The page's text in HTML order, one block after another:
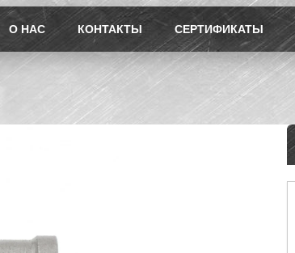
О НАС КОНТАКТЫ СЕРТИФИКАТЫ